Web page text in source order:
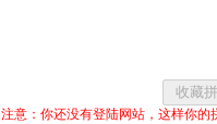
注意：你还没有登陆网站，这样你